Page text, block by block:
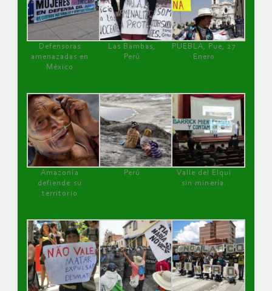
Defensoras
amenazadas en
México
Las Bambas,
Perú
PUEBLA, Pue, 27
Enero
Amazonía
defiende su
territorio
Perú
Valle del Elqui
sin minería.